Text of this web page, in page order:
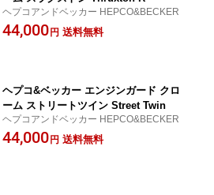
ヘプコアンドベッカー HEPCO&BECKER
44,000円 送料無料
ヘプコ&ベッカー エンジンガード クロ
ーム ストリートツイン Street Twin
ヘプコアンドベッカー HEPCO&BECKER
44,000円 送料無料